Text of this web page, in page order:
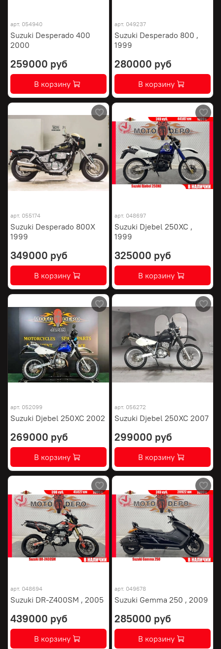
арт. 054940
Suzuki Desperado 400
2000
259000 руб
В корзину
арт. 049237
Suzuki Desperado 800 ,
1999
280000 руб
В корзину
арт. 055174
Suzuki Desperado 800X
1999
349000 руб
В корзину
арт. 048697
Suzuki Djebel 250XC ,
1999
325000 руб
В корзину
арт. 052099
Suzuki Djebel 250XC 2002
269000 руб
В корзину
арт. 056272
Suzuki Djebel 250XC 2007
299000 руб
В корзину
арт. 048694
Suzuki DR-Z400SM , 2005
439000 руб
В корзину
арт. 049678
Suzuki Gemma 250 , 2009
285000 руб
В корзину